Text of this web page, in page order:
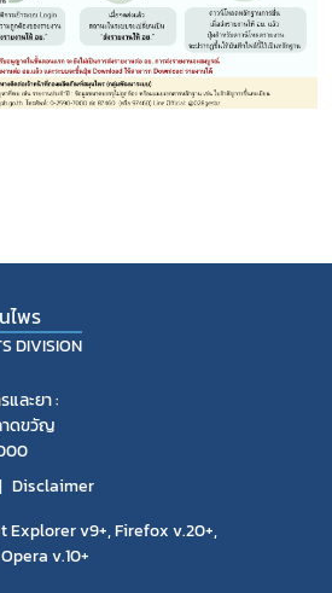
พร
DIVISION
ละยา :
าดขวัญ
Disclaimer
Explorer v9+, Firefox v.20+,
v.10+